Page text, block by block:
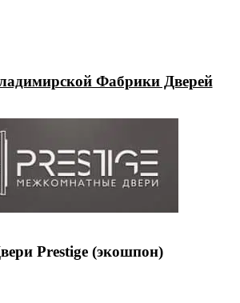
Фабрики Дверей
Prestige (экошпон)